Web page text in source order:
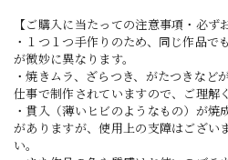
【ご購入に当たっての注意事項・必ず
・１つ１つ手作りのため、同じ作品で
が微妙に異なります。
・焼きムラ、ざらつき、がたつきなど
仕事で制作されていますので、ご理解
・貫入（薄いヒビのようなもの）が
がありますが、使用上の支障はござい
い。